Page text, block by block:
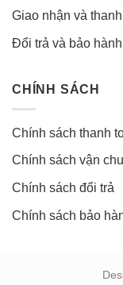
Giao nhận và
Đổi trả và bảo hành
CHÍNH SÁCH
Chính sách thanh
Chính sách vận
Chính sách đổi trả
Chính sách bảo